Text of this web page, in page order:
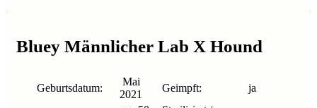
Bluey Männlicher Lab X Hound
Geburtsdatum:
Mai
2021
Geimpft: ja